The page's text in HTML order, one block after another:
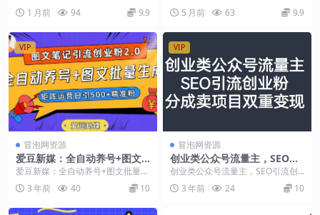
份伙伴计划万播5-10米，一条
爆款推文收益上W
词，自动生成脚本文案，一份伙伴
计划万播5-10米，...
1 月前 94 9.9
牌
营销思维+打造个人品牌 6大直播必
修课 第一课...
5 月前 63 9.9
VIP
冒泡网资源
爱豆新媒：全自动养号+图文
批量生成，日引500+创业粉
（抖音小红书图文笔记2.0）
爱豆新媒：全自动养号+图文批量生
成，日引500+创业粉（抖音小红书
图文笔记2.0...
3 年前 40 10
VIP
冒泡网资源
创业类公众号流量主，SEO引
流创业粉，分成卖项目双重变
现【揭秘】
创业类公众号流量主，SEO引流创
业粉，分成卖项目双重变现【揭
秘】 公众号流量大变...
3 年前 24 10